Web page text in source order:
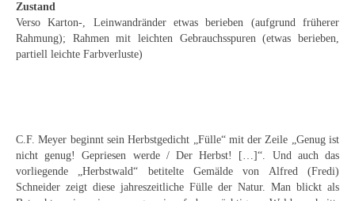
Berliner Künstler
Düsseldorfer Künstler
Münchner Künstler
Pfälzer Künstler
Zustand
Verso Karton-, Leinwandränder etwas berieben (aufgrund früherer
Rahmung); Rahmen mit leichten Gebrauchsspuren (etwas berieben,
partiell leichte Farbverluste)
C.F. Meyer beginnt sein Herbstgedicht „Fülle“ mit der Zeile „Genug ist
nicht genug! Gepriesen werde / Der Herbst! […]“. Und auch das
vorliegende „Herbstwald“ betitelte Gemälde von Alfred (Fredi)
Schneider zeigt diese jahreszeitliche Fülle der Natur. Man blickt als